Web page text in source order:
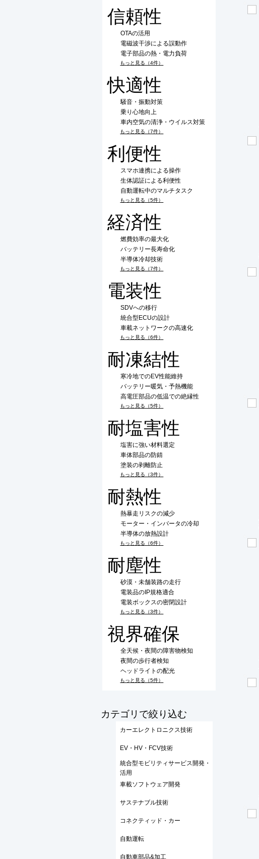
信頼性
OTAの活用
電磁波干渉による誤動作
電子部品の熱・電力負荷
もっと見る（4件）
快適性
騒音・振動対策
乗り心地向上
車内空気の清浄・ウイルス対策
もっと見る（7件）
利便性
スマホ連携による操作
生体認証による利便性
自動運転中のマルチタスク
もっと見る（5件）
経済性
燃費効率の最大化
バッテリー長寿命化
半導体冷却技術
もっと見る（7件）
電装性
SDVへの移行
統合型ECUの設計
車載ネットワークの高速化
もっと見る（6件）
耐凍結性
寒冷地でのEV性能維持
バッテリー暖気・予熱機能
高電圧部品の低温での絶縁性
もっと見る（5件）
耐塩害性
塩害に強い材料選定
車体部品の防錆
塗装の剥離防止
もっと見る（3件）
耐熱性
熱暴走リスクの減少
モーター・インバータの冷却
半導体の放熱設計
もっと見る（6件）
耐塵性
砂漠・未舗装路の走行
電装品のIP規格適合
電装ボックスの密閉設計
もっと見る（3件）
視界確保
全天候・夜間の障害物検知
夜間の歩行者検知
ヘッドライトの配光
もっと見る（5件）
​カテゴリで絞り込む
カーエレクトロニクス技術
EV・HV・FCV技術
統合型モビリティサービス開発・
活用
車載ソフトウェア開発
サステナブル技術
コネクティッド・カー
自動運転
自動車部品&加工